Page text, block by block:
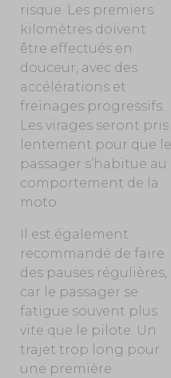
risque. Les premiers
kilomètres doivent
être effectués en
douceur, avec des
accélérations et
freinages progressifs.
Les virages seront pris
lentement pour que le
passager s’habitue au
comportement de la
moto.
Il est également
recommandé de faire
des pauses régulières,
car le passager se
fatigue souvent plus
vite que le pilote. Un
trajet trop long pour
une première